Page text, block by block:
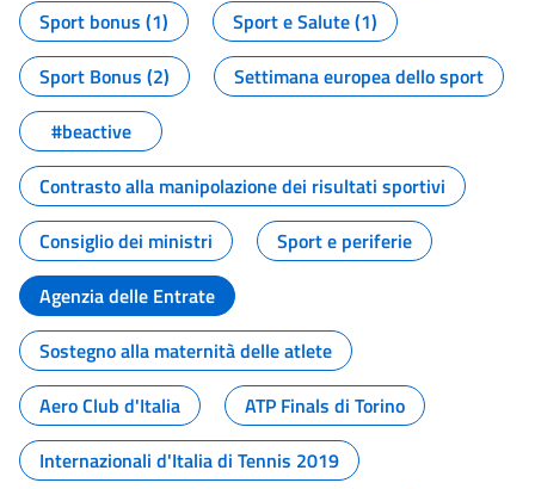
Sport bonus (1)
Sport e Salute (1)
Sport Bonus (2)
Settimana europea dello sport
#beactive
Contrasto alla manipolazione dei risultati sportivi
Consiglio dei ministri
Sport e periferie
Agenzia delle Entrate
Sostegno alla maternità delle atlete
Aero Club d'Italia
ATP Finals di Torino
Internazionali d'Italia di Tennis 2019